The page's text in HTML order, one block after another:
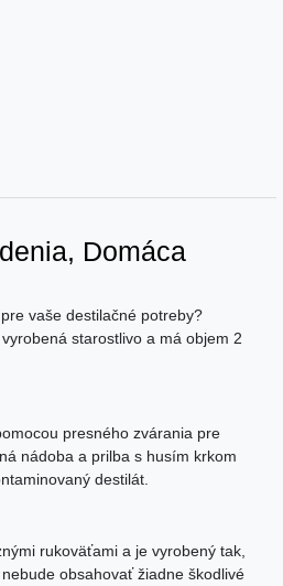
Domáca
vaše destilačné potreby?
starostlivo a má objem 2
presného zvárania pre
nádoba a prilba s husím krkom
destilát.
rukoväťami a je vyrobený tak,
obsahovať žiadne škodlivé